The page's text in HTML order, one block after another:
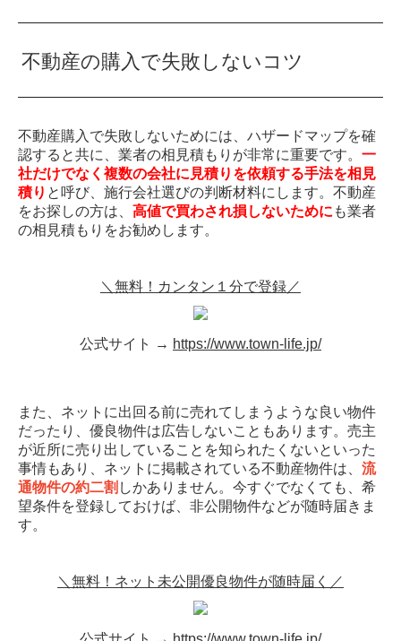
不動産の購入で失敗しないコツ
不動産購入で失敗しないためには、ハザードマップを確
認すると共に、業者の相見積もりが非常に重要です。 一
社だけでなく複数の会社に見積りを依頼する手法を相見
積り と呼び、施行会社選びの判断材料にします。不動産
をお探しの方は、 高値で買わされ損しないために も業者
の相見積もりをお勧めします。
＼無料！カンタン１分で登録／
公式サイト → https://www.town-life.jp/
また、ネットに出回る前に売れてしまうような良い物件
だったり、優良物件は広告しないこともあります。売主
が近所に売り出していることを知られたくないといった
事情もあり、ネットに掲載されている不動産物件は、 流
通物件の約二割 しかありません。今すぐでなくても、希
望条件を登録しておけば、非公開物件などが随時届きま
す。
＼無料！ネット未公開優良物件が随時届く／